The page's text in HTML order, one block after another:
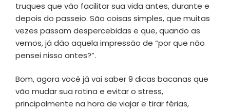
truques que vão facilitar sua vida antes, durante e
depois do passeio. São coisas simples, que muitas
vezes passam despercebidas e que, quando as
vemos, já dão aquela impressão de “por que não
pensei nisso antes?”.
Bom, agora você já vai saber 9 dicas bacanas que
vão mudar sua rotina e evitar o stress,
principalmente na hora de viajar e tirar férias,